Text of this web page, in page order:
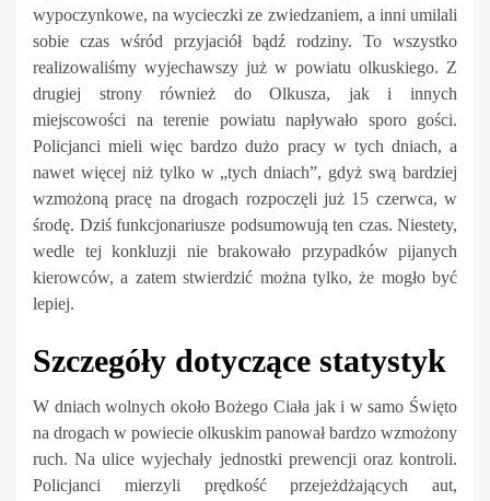
wypoczynkowe, na wycieczki ze zwiedzaniem, a inni umilali
sobie czas wśród przyjaciół bądź rodziny. To wszystko
realizowaliśmy wyjechawszy już w powiatu olkuskiego. Z
drugiej strony również do Olkusza, jak i innych
miejscowości na terenie powiatu napływało sporo gości.
Policjanci mieli więc bardzo dużo pracy w tych dniach, a
nawet więcej niż tylko w „tych dniach”, gdyż swą bardziej
wzmożoną pracę na drogach rozpoczęli już 15 czerwca, w
środę. Dziś funkcjonariusze podsumowują ten czas. Niestety,
wedle tej konkluzji nie brakowało przypadków pijanych
kierowców, a zatem stwierdzić można tylko, że mogło być
lepiej.
Szczegóły dotyczące statystyk
W dniach wolnych około Bożego Ciała jak i w samo Święto
na drogach w powiecie olkuskim panował bardzo wzmożony
ruch. Na ulice wyjechały jednostki prewencji oraz kontroli.
Policjanci mierzyli prędkość przejeżdżających aut,